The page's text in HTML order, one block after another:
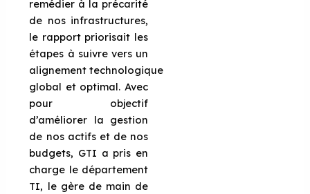
remédier à la précarité
de nos infrastructures,
le rapport priorisait les
étapes à suivre vers un
alignement technologique
global et optimal. Avec
pour objectif
d’améliorer la gestion
de nos actifs et de nos
budgets, GTI a pris en
charge le département
TI, le gère de main de